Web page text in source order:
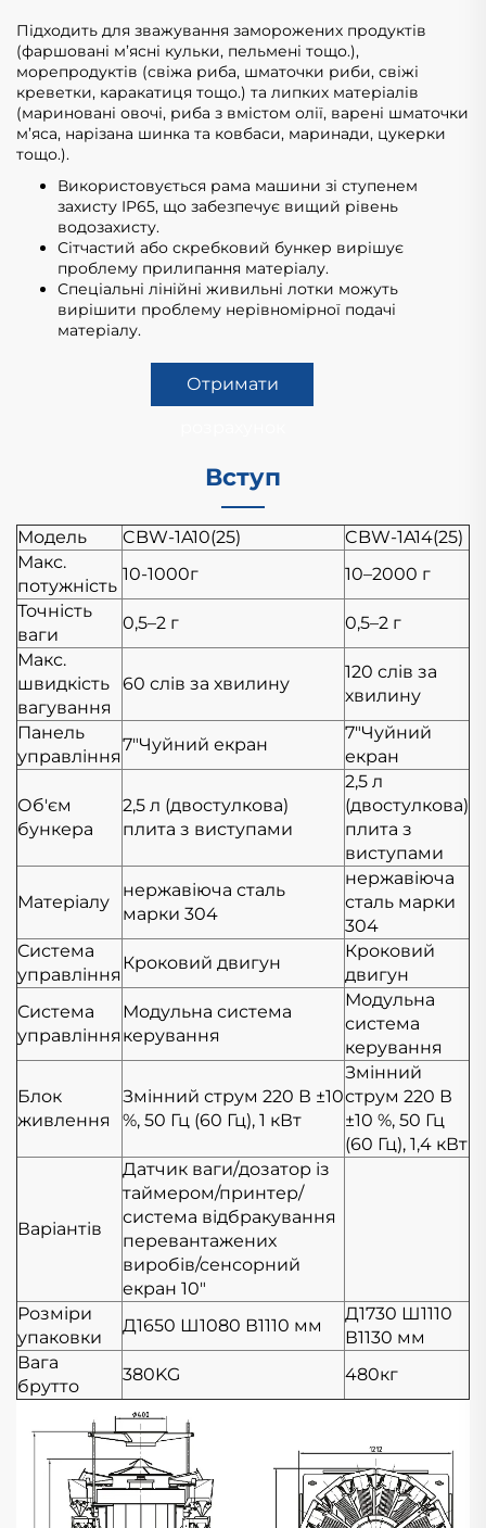
Підходить для зважування заморожених продуктів
(фаршовані м’ясні кульки, пельмені тощо.),
морепродуктів (свіжа риба, шматочки риби, свіжі
креветки, каракатиця тощо.) та липких матеріалів
(мариновані овочі, риба з вмістом олії, варені шматочки
м’яса, нарізана шинка та ковбаси, маринади, цукерки
тощо.).
Використовується рама машини зі ступенем
захисту IP65, що забезпечує вищий рівень
водозахисту.
Сітчастий або скребковий бункер вирішує
проблему прилипання матеріалу.
Спеціальні лінійні живильні лотки можуть
вирішити проблему нерівномірної подачі
матеріалу.
Отримати
Вступ
Модель CBW-1A10(25)
CBW-1A14(25)
Макс.
потужність
10-1000г
10–2000 г
Точність
ваги
0,5–2 г
0,5–2 г
Макс.
швидкість
вагування
60 слів за хвилину
120 слів за
хвилину
Панель
управління
7"Чуйний екран
7"Чуйний
екран
Об'єм
бункера
2,5 л (двостулкова)
плита з виступами
2,5 л
(двостулкова)
плита з
виступами
Матеріалу
нержавіюча сталь
марки 304
нержавіюча
сталь марки
304
Система
управління
Кроковий двигун
Кроковий
двигун
Система
управління
Модульна система
керування
Модульна
система
керування
Блок
живлення
Змінний струм 220 В ±10
%, 50 Гц (60 Гц), 1 кВт
Змінний
струм 220 В
±10 %, 50 Гц
(60 Гц), 1,4 кВт
Варіантів
Датчик ваги/дозатор із
таймером/принтер/
система відбракування
перевантажених
виробів/сенсорний
екран 10"
Розміри
упаковки
Д1650 Ш1080 В1110 мм
Д1730 Ш1110
В1130 мм
Вага
брутто
380KG 480кг